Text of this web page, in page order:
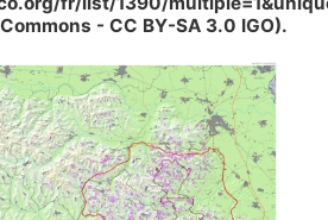
- CC BY-SA 3.0 IGO).